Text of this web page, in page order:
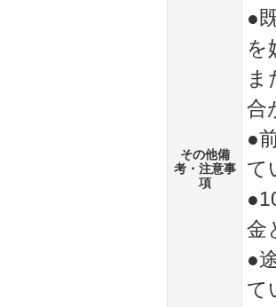
その他備
考・注意事
項
●
を
合
●
て
金
●
て